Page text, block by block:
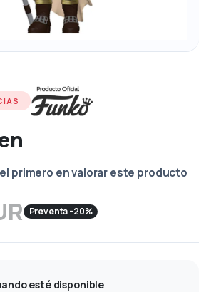
primero en valorar este producto
Preventa -20%
esté disponible